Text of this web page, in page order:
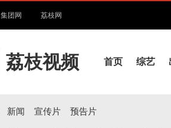
集团网 荔枝网
荔枝视频 首页 综艺
新闻 宣传片 预告片